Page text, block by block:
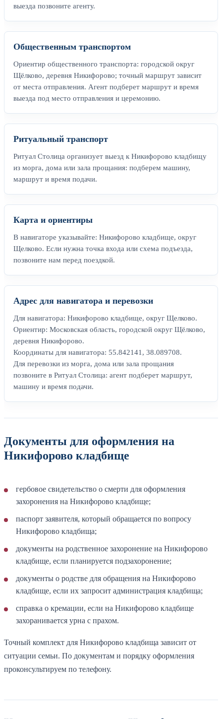
выезда позвоните агенту.
Общественным транспортом
Ориентир общественного транспорта: городской округ
Щёлково, деревня Никифорово; точный маршрут зависит
от места отправления. Агент подберет маршрут и время
выезда под место отправления и церемонию.
Ритуальный транспорт
Ритуал Столица организует выезд к Никифорово кладбищу
из морга, дома или зала прощания: подберем машину,
маршрут и время подачи.
Карта и ориентиры
В навигаторе указывайте: Никифорово кладбище, округ
Щелково. Если нужна точка входа или схема подъезда,
позвоните нам перед поездкой.
Адрес для навигатора и перевозки
Для навигатора: Никифорово кладбище, округ Щелково.
Ориентир: Московская область, городской округ Щёлково,
деревня Никифорово.
Координаты для навигатора: 55.842141, 38.089708.
Для перевозки из морга, дома или зала прощания
позвоните в Ритуал Столица: агент подберет маршрут,
машину и время подачи.
Документы для оформления на
Никифорово кладбище
гербовое свидетельство о смерти для оформления
захоронения на Никифорово кладбище;
паспорт заявителя, который обращается по вопросу
Никифорово кладбища;
документы на родственное захоронение на Никифорово
кладбище, если планируется подзахоронение;
документы о родстве для обращения на Никифорово
кладбище, если их запросит администрация кладбища;
справка о кремации, если на Никифорово кладбище
захоранивается урна с прахом.
Точный комплект для Никифорово кладбища зависит от
ситуации семьи. По документам и порядку оформления
проконсультируем по телефону.